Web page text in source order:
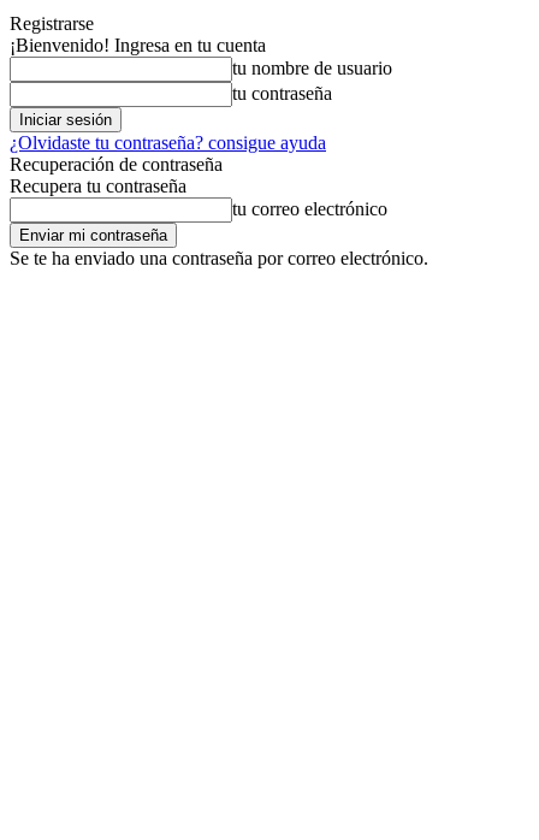
Registrarse
¡Bienvenido! Ingresa en tu cuenta
tu nombre de usuario
tu contraseña
¿Olvidaste tu contraseña? consigue ayuda
Recuperación de contraseña
Recupera tu contraseña
tu correo electrónico
Se te ha enviado una contraseña por correo electrónico.